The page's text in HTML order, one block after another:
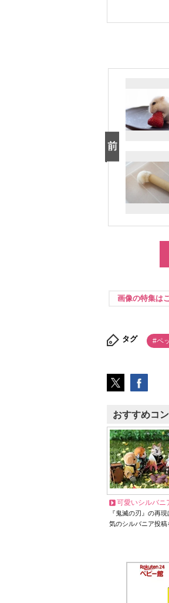
画像の特集は
タグ #ペ
おすすめコ
可愛いシルバニ
『鬼滅の刃』の再現
気のシルバニア投稿